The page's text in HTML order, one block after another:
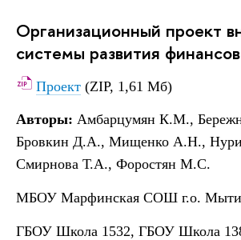
Организационный проект
системы развития
Проект (ZIP, 1,61 Мб)
Авторы: Амбарцумян К.М.,
Бровкин Д.А., Мищенко А.Н.,
Смирнова Т.А., Форостян М.С.
МБОУ Марфинская СОШ г.о.
ГБОУ Школа 1532, ГБОУ Школа